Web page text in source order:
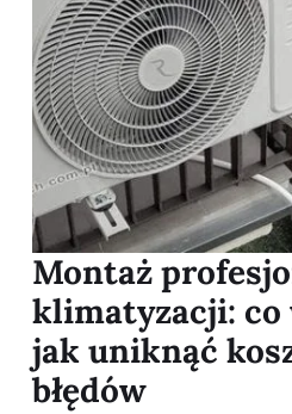
Montaż
klimatyzacji:
jak uniknąć
błędów